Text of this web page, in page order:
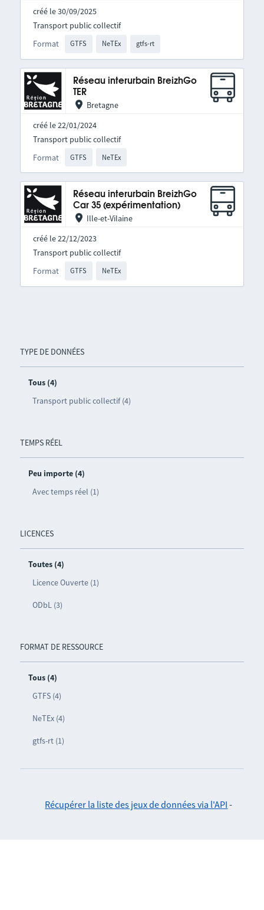
TYPE DE DONNÉES
Tous (4)
Transport public collectif (4)
TEMPS RÉEL
Peu importe (4)
Avec temps réel (1)
LICENCES
Toutes (4)
Licence Ouverte (1)
ODbL (3)
FORMAT DE RESSOURCE
Tous (4)
GTFS (4)
NeTEx (4)
gtfs-rt (1)
créé le 30/09/2025
Format GTFS NeTEx gtfs-rt
Transport public collectif
Réseau interurbain BreizhGo
TER
Bretagne
créé le 22/01/2024
Format GTFS NeTEx
Transport public collectif
Réseau interurbain BreizhGo
Car 35 (expérimentation)
Ille-et-Vilaine
créé le 22/12/2023
Format GTFS NeTEx
Transport public collectif
Récupérer la liste des jeux de données via l'API -